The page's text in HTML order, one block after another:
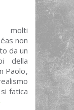
molti
non
da un
della
Paolo,
fatica